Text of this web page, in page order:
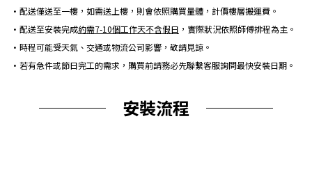
•配送僅送至一樓，如需送上樓，則會依照購買量體，計價樓層搬運費。
•配送至安裝完成約需7-10個工作天不含假日 ，實際狀況依照師傅排程為主。
•時程可能受天氣、交通或物流公司影響，敬請見諒。
•若有急件或節日完工的需求，購買前請務必先聯繫客服詢問最快安裝日期。
──── 安裝流程 ────